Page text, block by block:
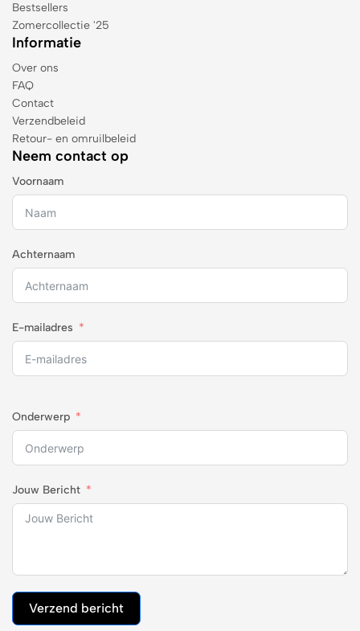
Bestsellers
Zomercollectie '25
Informatie
Over ons
FAQ
Contact
Verzendbeleid
Retour- en omruilbeleid
Neem contact op
Voornaam
Achternaam
E-mailadres
Onderwerp
Jouw Bericht
Verzend bericht